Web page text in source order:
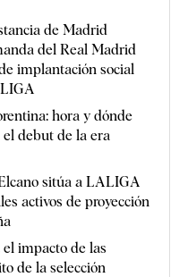
de Madrid
del Real Madrid
implantación social
hora y dónde
debut de la era
sitúa a LALIGA
activos de proyección
impacto de las
de la selección